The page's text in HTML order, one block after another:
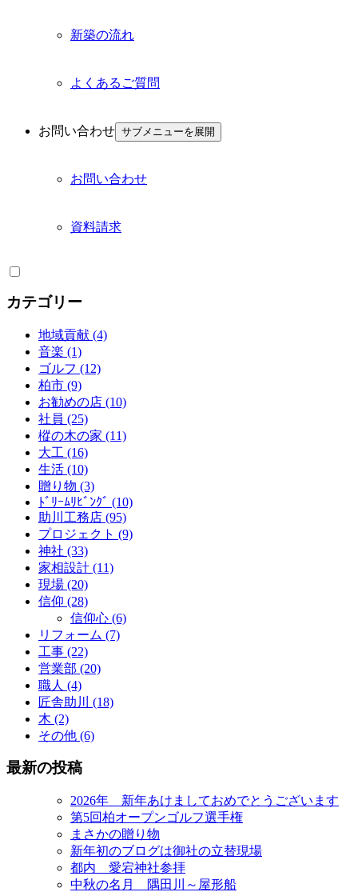
新築の流れ
よくあるご質問
お問い合わせ サブメニューを展開
お問い合わせ
資料請求
カテゴリー
地域貢献 (4)
音楽 (1)
ゴルフ (12)
柏市 (9)
お勧めの店 (10)
社員 (25)
樅の木の家 (11)
大工 (16)
生活 (10)
贈り物 (3)
ﾄﾞﾘｰﾑﾘﾋﾞﾝｸﾞ (10)
助川工務店 (95)
プロジェクト (9)
神社 (33)
家相設計 (11)
現場 (20)
信仰 (28)
信仰心 (6)
リフォーム (7)
工事 (22)
営業部 (20)
職人 (4)
匠舎助川 (18)
木 (2)
その他 (6)
最新の投稿
2026年 新年あけましておめでとうございます
第5回柏オープンゴルフ選手権
まさかの贈り物
新年初のブログは御社の立替現場
都内 愛宕神社参拝
中秋の名月 隅田川～屋形船